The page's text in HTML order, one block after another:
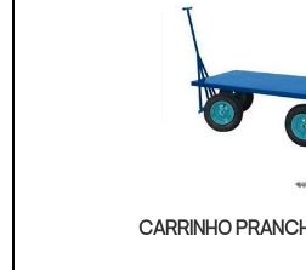
CARRINHO